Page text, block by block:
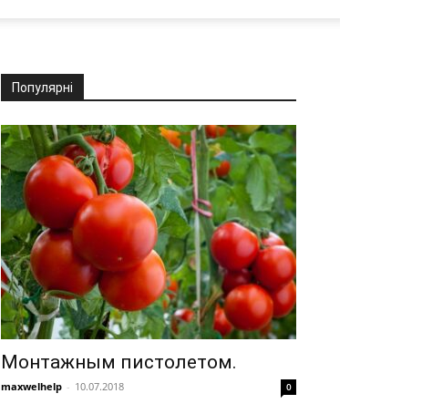
Популярні
Монтажным пистолетом.
maxwelhelp - 10.07.2018 0